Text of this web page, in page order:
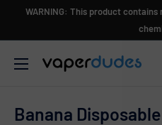
contenido
WARNING: This product
Vaperdudes
Banana